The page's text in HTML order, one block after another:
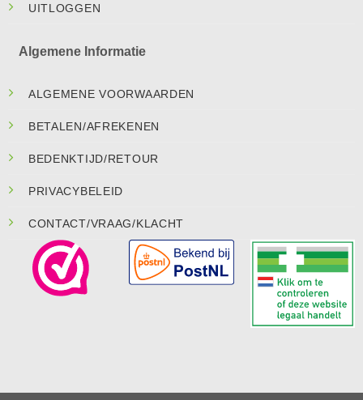
UITLOGGEN
Algemene Informatie
ALGEMENE VOORWAARDEN
BETALEN/AFREKENEN
BEDENKTIJD/RETOUR
PRIVACYBELEID
CONTACT/VRAAG/KLACHT